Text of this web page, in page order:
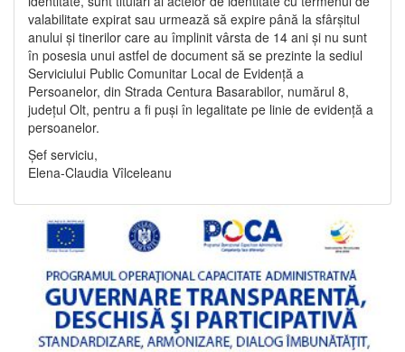
valabilitate expirat sau urmează să expire până la sfârșitul
anului și tinerilor care au împlinit vârsta de 14 ani și nu sunt
în posesia unui astfel de document să se prezinte la sediul
Serviciului Public Comunitar Local de Evidență a
Persoanelor, din Strada Centura Basarabilor, numărul 8,
județul Olt, pentru a fi puși în legalitate pe linie de evidență a
persoanelor.
Șef serviciu,
Elena-Claudia Vîlceleanu